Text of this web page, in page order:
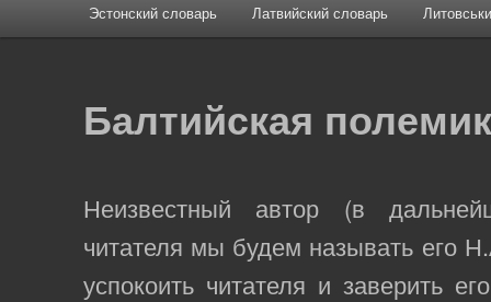
Эстонский словарь Латвийский словарь
Балтийская
Неизвестный автор (в
читателя мы будем называть его
успокоить читателя и заверить